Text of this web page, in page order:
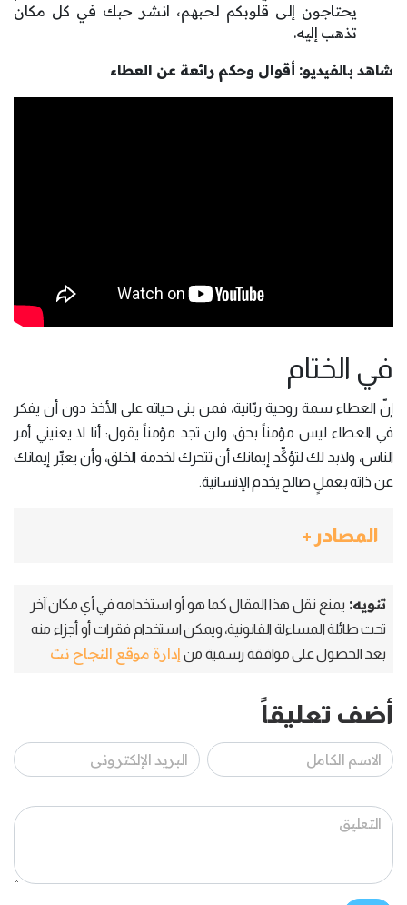
يحتاجون إلى قلوبكم لحبهم، انشر حبك في كل مكان
تذهب إليه.
شاهد بالفيديو: أقوال وحكم رائعة عن العطاء
في الختام
إنّ العطاء سمة روحية ربّانية، فمن بنى حياته على الأخذ دون أن يفكر
في العطاء ليس مؤمناً بحق، ولن تجد مؤمناً يقول: أنا لا يعنيني أمر
الناس، ولابد لك لتؤكِّد إيمانك أن تتحرك لخدمة الخلق، وأن يعبِّر إيمانك
عن ذاته بعملٍ صالح يخدم الإنسانية.
المصادر +
تنويه: يمنع نقل هذا المقال كما هو أو استخدامه في أي مكان آخر
تحت طائلة المساءلة القانونية، ويمكن استخدام فقرات أو أجزاء منه
بعد الحصول على موافقة رسمية من إدارة موقع النجاح نت
أضف تعليقاً